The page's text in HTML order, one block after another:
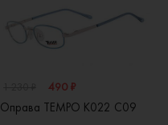
490 ₽
Оправа TEMPO K022 C09